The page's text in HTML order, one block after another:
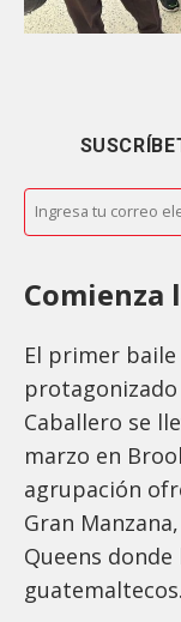
Comienza
El primer baile
protagonizado
Caballero se
marzo en
agrupación
Gran
Queens
guatemaltecos.